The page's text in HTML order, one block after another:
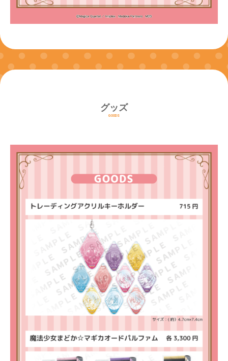
グッズ
GOODS